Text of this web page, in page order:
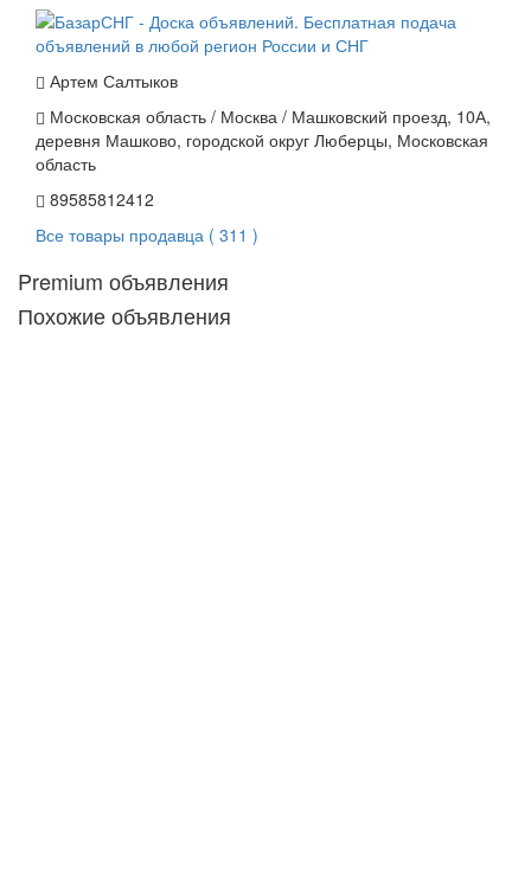
Артем Салтыков
Московская область / Москва / Машковский проезд, 10А,
деревня Машково, городской округ Люберцы, Московская
область
89585812412
Все товары продавца ( 311 )
Premium объявления
Похожие объявления